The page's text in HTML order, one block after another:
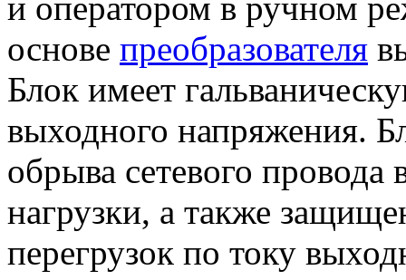
основе преобразователя
Блок имеет
выходного напряжения.
обрыва сетевого
нагрузки, а также
перегрузок по току